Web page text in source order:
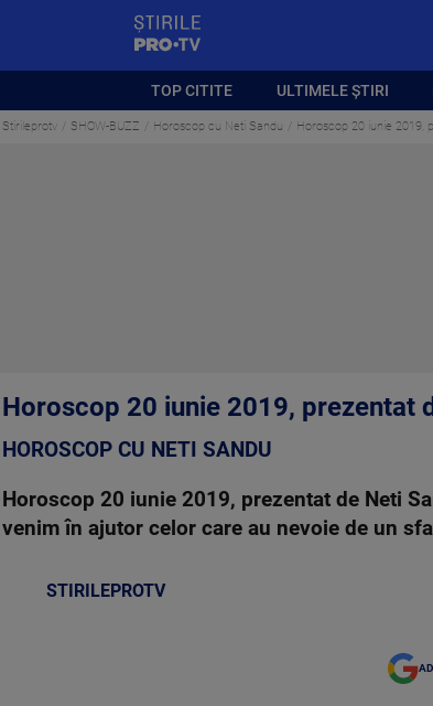
TOP CITITE ULTIMELE ȘTIRI
Stirileprotv SHOW-BUZZ Horoscop cu Neti Sandu Horoscop 20 iunie 2019,
Horoscop 20 iunie 2019, prezentat
HOROSCOP CU NETI SANDU
Horoscop 20 iunie 2019, prezentat de Neti
venim în ajutor celor care au nevoie de un
STIRILEPROTV